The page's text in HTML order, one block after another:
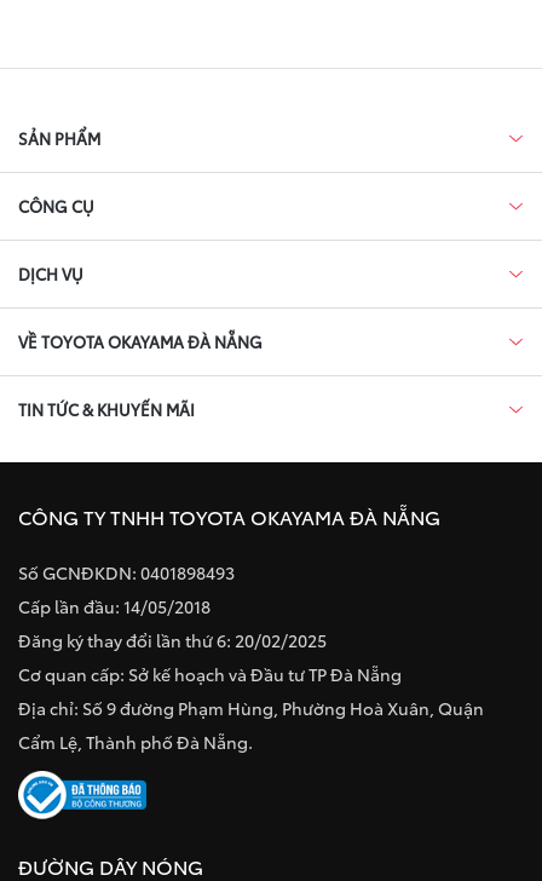
SẢN PHẨM
CÔNG CỤ
DỊCH VỤ
VỀ TOYOTA OKAYAMA ĐÀ NẴNG
TIN TỨC & KHUYẾN MÃI
CÔNG TY TNHH TOYOTA OKAYAMA ĐÀ NẴNG
Số GCNĐKDN: 0401898493
Cấp lần đầu: 14/05/2018
Đăng ký thay đổi lần thứ 6: 20/02/2025
Cơ quan cấp: Sở kế hoạch và Đầu tư TP Đà Nẵng
Địa chỉ: Số 9 đường Phạm Hùng, Phường Hoà Xuân, Quận
Cẩm Lệ, Thành phố Đà Nẵng.
ĐƯỜNG DÂY NÓNG